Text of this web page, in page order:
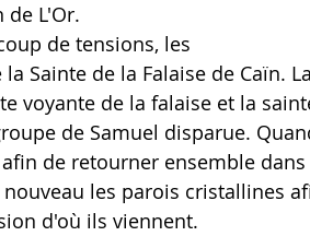
de L'Or.
de tensions, les
Sainte de la Falaise de Caïn. La
voyante de la falaise et la
de Samuel disparue.
de retourner ensemble dans
les parois cristallines
d'où ils viennent.